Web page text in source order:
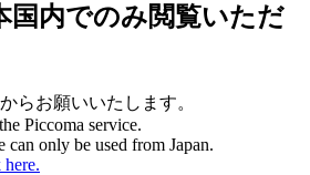
国内でのみ閲覧いただ
からお願いいたします。
Piccoma service.
only be used from Japan.